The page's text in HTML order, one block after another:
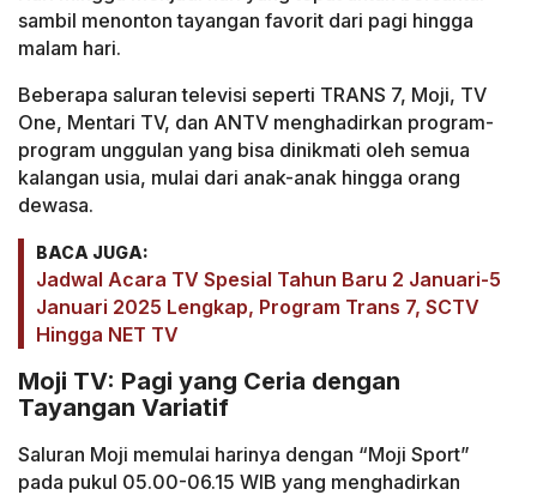
sambil menonton tayangan favorit dari pagi hingga
malam hari.
Beberapa saluran televisi seperti TRANS 7, Moji, TV
One, Mentari TV, dan ANTV menghadirkan program-
program unggulan yang bisa dinikmati oleh semua
kalangan usia, mulai dari anak-anak hingga orang
dewasa.
BACA JUGA:
Jadwal Acara TV Spesial Tahun Baru 2 Januari-5
Januari 2025 Lengkap, Program Trans 7, SCTV
Hingga NET TV
Moji TV: Pagi yang Ceria dengan
Tayangan Variatif
Saluran Moji memulai harinya dengan “Moji Sport”
pada pukul 05.00-06.15 WIB yang menghadirkan